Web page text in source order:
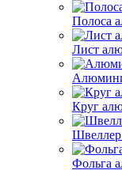
Полоса
Лист
Круг
Фольга